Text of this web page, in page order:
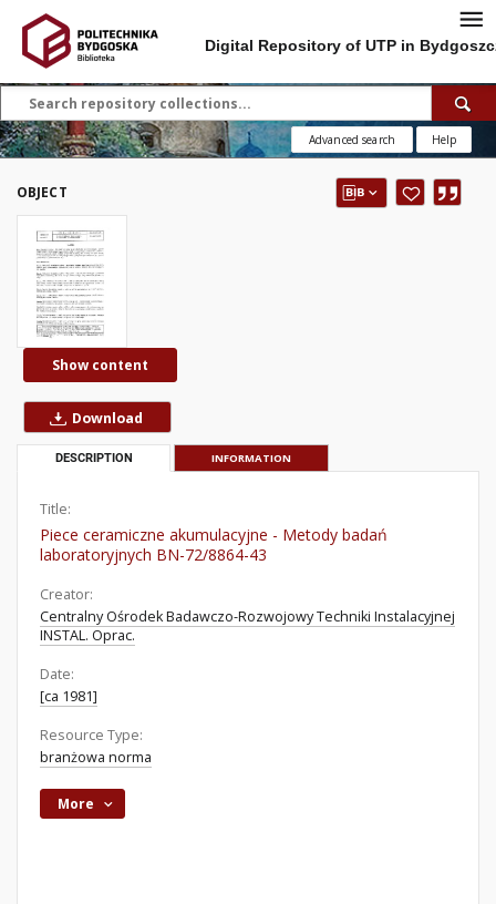
Digital Repository of UTP in
Advanced search Help
OBJECT
Show content
Download
DESCRIPTION INFORMATION
Title:
Piece ceramiczne akumulacyjne - Metody badań
laboratoryjnych BN-72/8864-43
Creator:
Centralny Ośrodek Badawczo-Rozwojowy Techniki Instalacyjnej
INSTAL. Oprac.
Date:
[ca 1981]
Resource Type:
branżowa norma
More